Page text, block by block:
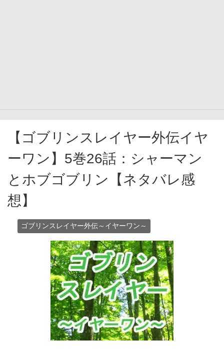
【ゴブリンスレイヤー外伝イヤ
ーワン】5巻26話：シャーマン
とホブゴブリン【ネタバレ感
想】
ゴブリンスレイヤー外伝～イヤーワン～